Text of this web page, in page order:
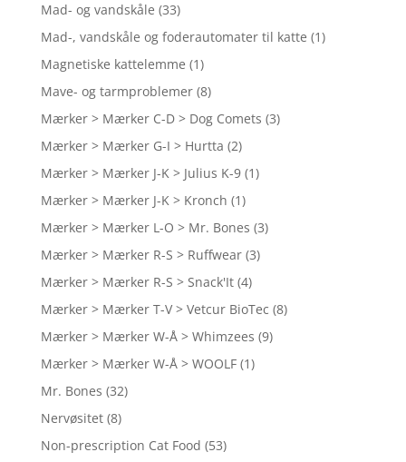
Mad- og vandskåle (33)
Mad-, vandskåle og foderautomater til katte (1)
Magnetiske kattelemme (1)
Mave- og tarmproblemer (8)
Mærker > Mærker C-D > Dog Comets (3)
Mærker > Mærker G-I > Hurtta (2)
Mærker > Mærker J-K > Julius K-9 (1)
Mærker > Mærker J-K > Kronch (1)
Mærker > Mærker L-O > Mr. Bones (3)
Mærker > Mærker R-S > Ruffwear (3)
Mærker > Mærker R-S > Snack'It (4)
Mærker > Mærker T-V > Vetcur BioTec (8)
Mærker > Mærker W-Å > Whimzees (9)
Mærker > Mærker W-Å > WOOLF (1)
Mr. Bones (32)
Nervøsitet (8)
Non-prescription Cat Food (53)